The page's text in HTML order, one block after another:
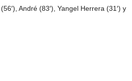
André (83′), Yangel Herrera (31′) y